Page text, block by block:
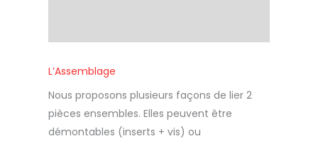
L’Assemblage
Nous proposons plusieurs façons de lier 2
pièces ensembles. Elles peuvent être
démontables (inserts + vis) ou